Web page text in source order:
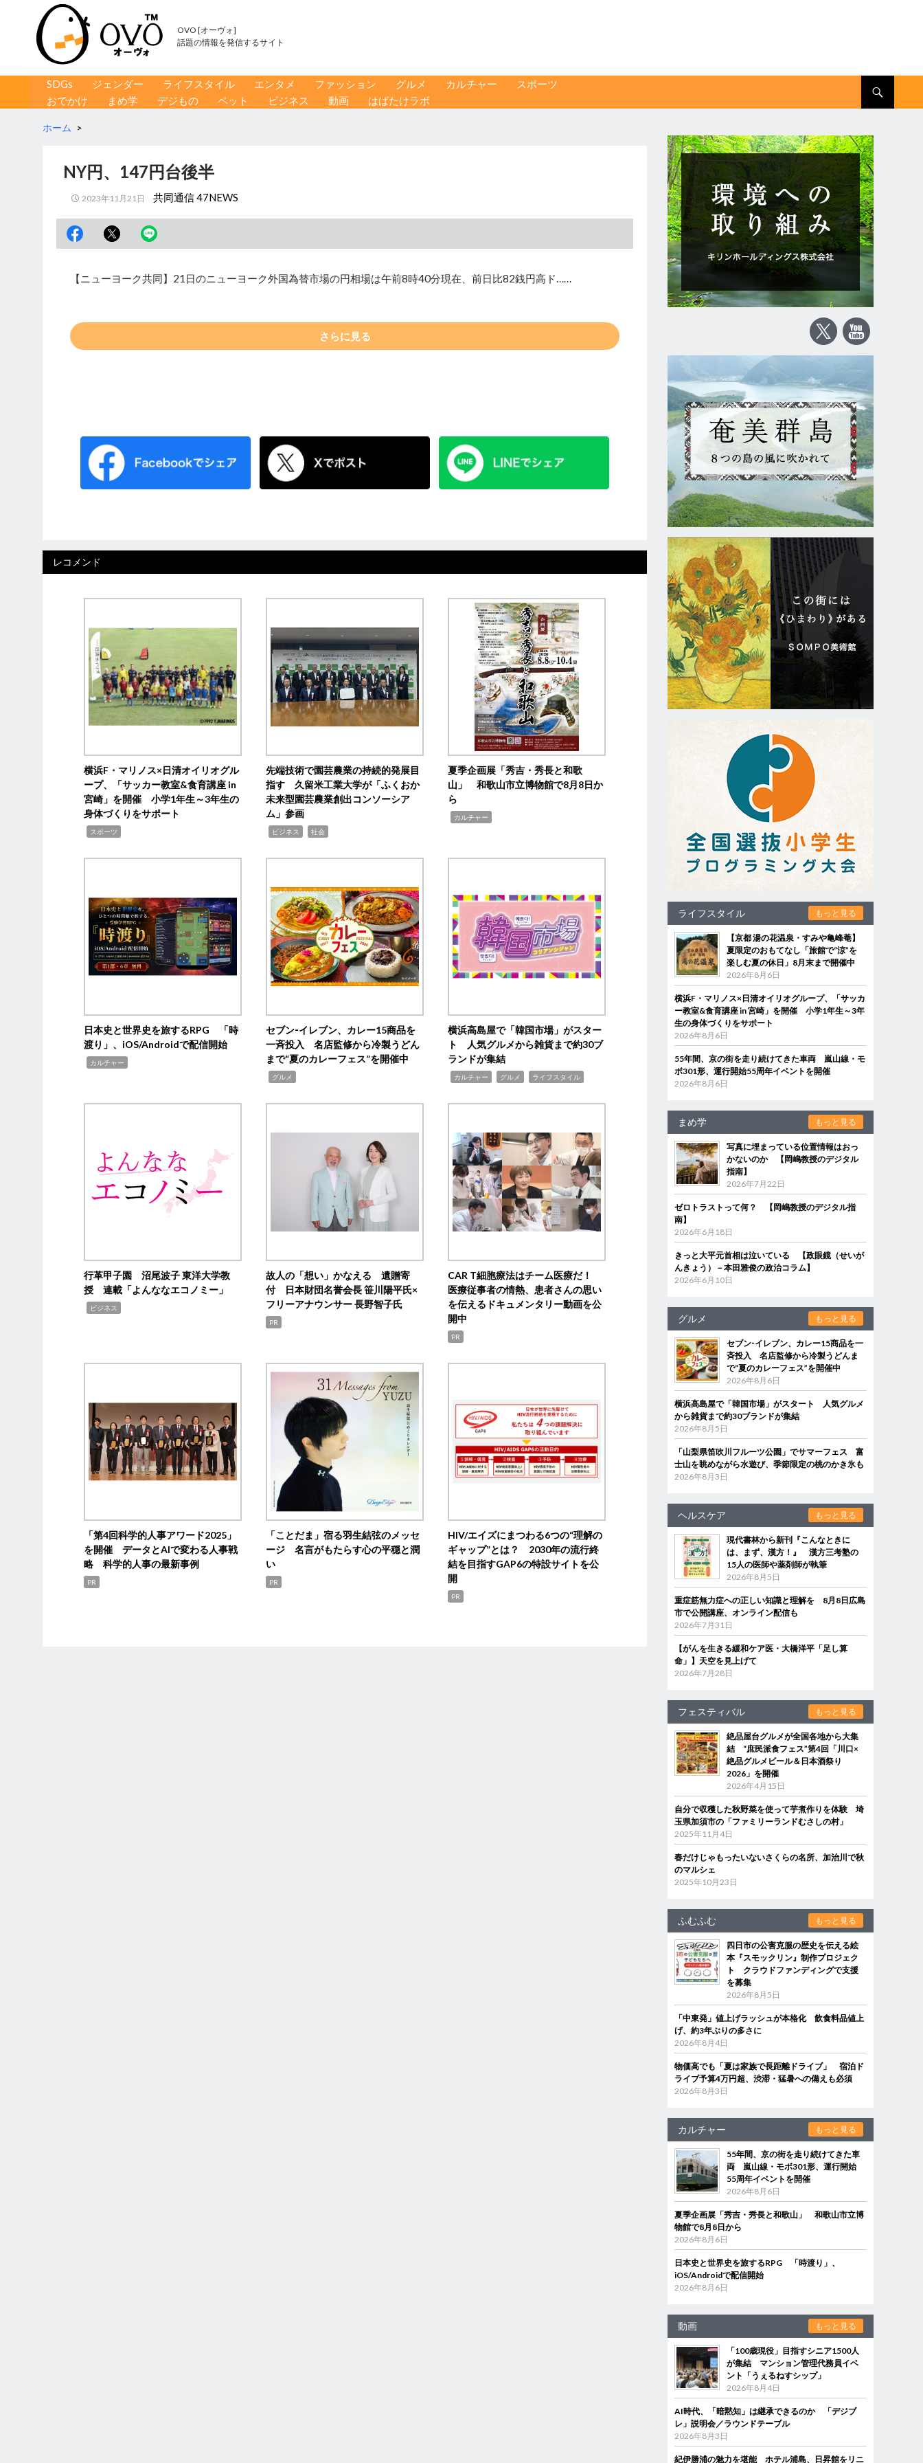
OVO [オーヴォ]
話題の情報を発信するサイト
コンテンツへ移動
SDGs ジェンダー ライフスタイル エンタメ ファッション グルメ カルチャー
スポーツ
おでかけ
まめ学 デジもの ペット ビジネス 動画 はばたけラボ
ホーム >
NY円、147円台後半
2023年11月21日 共同通信 47NEWS
【ニューヨーク共同】21日のニューヨーク外国為替市場の円相場は午前8時40分現在、前日比82銭円高ド……
さらに見る
レコメンド
横浜F・マリノス×日清オイリオグル
ープ、「サッカー教室&食育講座 in
宮崎」を開催 小学1年生～3年生の
身体づくりをサポート
スポーツ
先端技術で園芸農業の持続的発展目
指す 久留米工業大学が「ふくおか
未来型園芸農業創出コンソーシア
ム」参画
ビジネス 社会
夏季企画展「秀吉・秀長と和歌
山」 和歌山市立博物館で8月8日か
ら
カルチャー
日本史と世界史を旅するRPG 「時
渡り」、iOS/Androidで配信開始
カルチャー
セブン‐イレブン、カレー15商品を
一斉投入 名店監修から冷製うどん
まで“夏のカレーフェス”を開催中
グルメ
横浜高島屋で「韓国市場」がスター
ト 人気グルメから雑貨まで約30ブ
ランドが集結
カルチャー グルメ ライフスタイル
行革甲子園 沼尾波子 東洋大学教
授 連載「よんななエコノミー」
ビジネス
故人の「想い」かなえる 遺贈寄
付 日本財団名誉会長 笹川陽平氏×
フリーアナウンサー 長野智子氏
PR
CAR T細胞療法はチーム医療だ！
医療従事者の情熱、患者さんの思い
を伝えるドキュメンタリー動画を公
開中
PR
「第4回科学的人事アワード2025」
を開催 データとAIで変わる人事戦
略 科学的人事の最新事例
PR
「ことだま」宿る羽生結弦のメッセ
ージ 名言がもたらす心の平穏と潤
い
PR
HIV/エイズにまつわる6つの“理解の
ギャップ”とは？ 2030年の流行終
結を目指すGAP6の特設サイトを公
開
PR
ライフスタイル もっと見る
【京都 湯の花温泉・すみや亀峰菴】
夏限定のおもてなし「旅館で“涼”を
楽しむ夏の休日」8月末まで開催中
2026年8月6日
横浜F・マリノス×日清オイリオグループ、「サッカ
ー教室&食育講座 in 宮崎」を開催 小学1年生～3年
生の身体づくりをサポート
2026年8月6日
55年間、京の街を走り続けてきた車両 嵐山線・モ
ボ301形、運行開始55周年イベントを開催
2026年8月6日
まめ学 もっと見る
写真に埋まっている位置情報はおっ
かないのか 【岡嶋教授のデジタル
指南】
2026年7月22日
ゼロトラストって何？ 【岡嶋教授のデジタル指
南】
2026年6月18日
きっと大平元首相は泣いている 【政眼鏡（せいが
んきょう）－本田雅俊の政治コラム】
2026年6月10日
グルメ もっと見る
セブン‐イレブン、カレー15商品を一
斉投入 名店監修から冷製うどんま
で“夏のカレーフェス”を開催中
2026年8月6日
横浜高島屋で「韓国市場」がスタート 人気グルメ
から雑貨まで約30ブランドが集結
2026年8月5日
「山梨県笛吹川フルーツ公園」でサマーフェス 富
士山を眺めながら水遊び、季節限定の桃のかき氷も
2026年8月3日
ヘルスケア もっと見る
現代書林から新刊『こんなときに
は、まず、漢方！』 漢方三考塾の
15人の医師や薬剤師が執筆
2026年8月5日
重症筋無力症への正しい知識と理解を 8月8日広島
市で公開講座、オンライン配信も
2026年7月31日
【がんを生きる緩和ケア医・大橋洋平「足し算
命」】天空を見上げて
2026年7月28日
フェスティバル もっと見る
絶品屋台グルメが全国各地から大集
結 “庶民派食フェス”第4回「川口×
絶品グルメビール＆日本酒祭り
2026」を開催
2026年4月15日
自分で収穫した秋野菜を使って芋煮作りを体験 埼
玉県加須市の「ファミリーランドむさしの村」
2025年11月4日
春だけじゃもったいないさくらの名所、加治川で秋
のマルシェ
2025年10月23日
ふむふむ もっと見る
四日市の公害克服の歴史を伝える絵
本『スモックリン』制作プロジェク
ト クラウドファンディングで支援
を募集
2026年8月5日
「中東発」値上げラッシュが本格化 飲食料品値上
げ、約3年ぶりの多さに
2026年8月4日
物価高でも「夏は家族で長距離ドライブ」 宿泊ド
ライブ予算4万円超、渋滞・猛暑への備えも必須
2026年8月3日
カルチャー もっと見る
55年間、京の街を走り続けてきた車
両 嵐山線・モボ301形、運行開始
55周年イベントを開催
2026年8月6日
夏季企画展「秀吉・秀長と和歌山」 和歌山市立博
物館で8月8日から
2026年8月6日
日本史と世界史を旅するRPG 「時渡り」、
iOS/Androidで配信開始
2026年8月6日
動画 もっと見る
「100歳現役」目指すシニア1500人
が集結 マンション管理代務員イベ
ント「うぇるねすシップ」
2026年8月4日
AI時代、「暗黙知」は継承できるのか 「デジブ
レ」説明会／ラウンドテーブル
2026年8月3日
紀伊勝浦の魅力を堪能 ホテル浦島、日昇館をリニ